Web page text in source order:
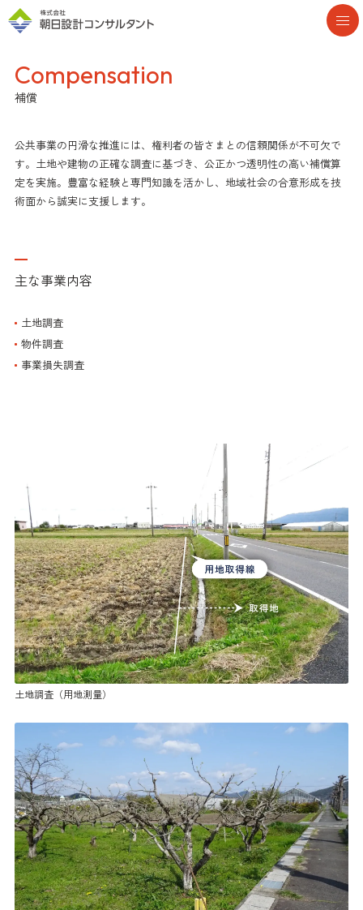
Compensation
補償
公共事業の円滑な推進には、権利者の皆さまとの信頼関係が不可欠で
す。土地や建物の正確な調査に基づき、公正かつ透明性の高い補償算
定を実施。豊富な経験と専門知識を活かし、地域社会の合意形成を技
術面から誠実に支援します。
主な事業内容
土地調査
物件調査
事業損失調査
土地調査（用地測量）